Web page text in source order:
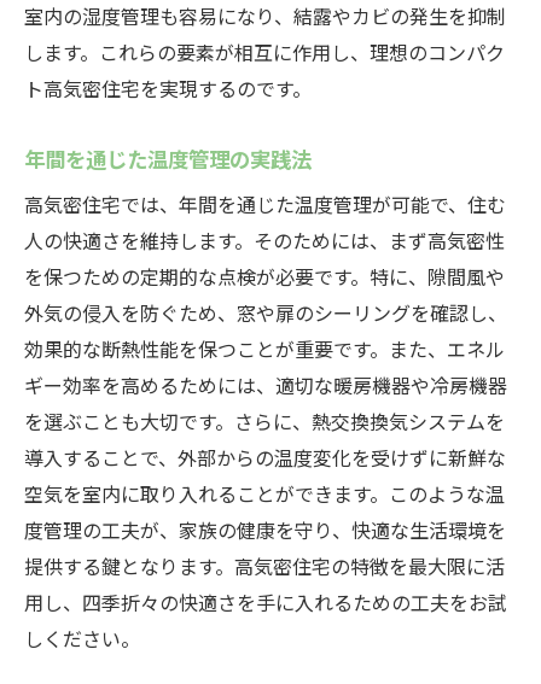
室内の湿度管理も容易になり、結露やカビの発生を抑制
します。これらの要素が相互に作用し、理想のコンパク
ト高気密住宅を実現するのです。
年間を通じた温度管理の実践法
高気密住宅では、年間を通じた温度管理が可能で、住む
人の快適さを維持します。そのためには、まず高気密性
を保つための定期的な点検が必要です。特に、隙間風や
外気の侵入を防ぐため、窓や扉のシーリングを確認し、
効果的な断熱性能を保つことが重要です。また、エネル
ギー効率を高めるためには、適切な暖房機器や冷房機器
を選ぶことも大切です。さらに、熱交換換気システムを
導入することで、外部からの温度変化を受けずに新鮮な
空気を室内に取り入れることができます。このような温
度管理の工夫が、家族の健康を守り、快適な生活環境を
提供する鍵となります。高気密住宅の特徴を最大限に活
用し、四季折々の快適さを手に入れるための工夫をお試
しください。